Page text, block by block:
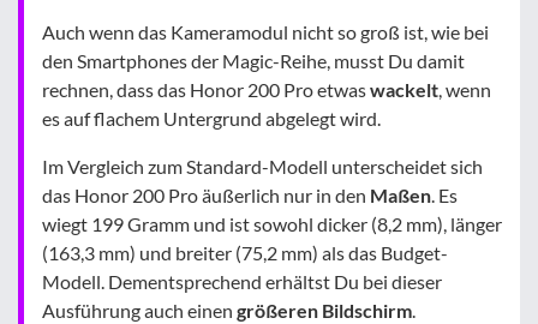
Auch wenn das Kameramodul nicht so groß ist, wie bei
den Smartphones der Magic-Reihe, musst Du damit
rechnen, dass das Honor 200 Pro etwaswackelt, wenn
es auf flachem Untergrund abgelegt wird.
Im Vergleich zum Standard-Modell unterscheidet sich
das Honor 200 Pro äußerlich nur in den Maßen. Es
wiegt 199 Gramm und ist sowohl dicker (8,2 mm), länger
(163,3 mm) und breiter (75,2 mm) als das Budget-
Modell. Dementsprechend erhältst Du bei dieser
Ausführung auch einen größeren Bildschirm.